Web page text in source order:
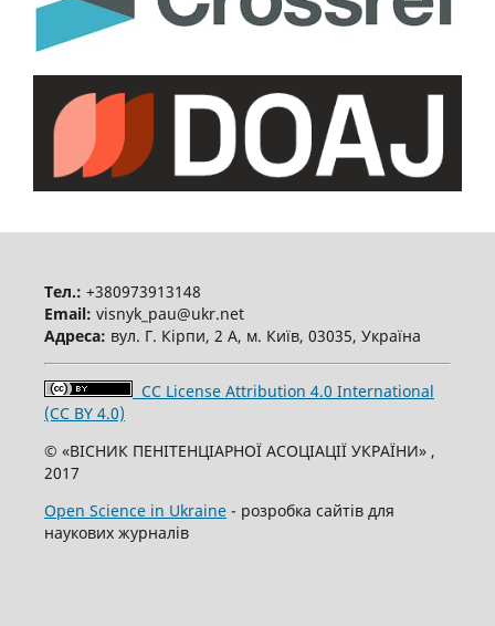
Тел.: +380973913148
Email: visnyk_pau@ukr.net
Адреса: вул. Г. Кірпи, 2 А, м. Київ, 03035, Україна
CC License Attribution 4.0 International
(CC BY 4.0)
© «ВІСНИК ПЕНІТЕНЦІАРНОЇ АСОЦІАЦІЇ УКРАЇНИ» ,
2017
Open Science in Ukraine- розробка сайтів для
наукових журналів